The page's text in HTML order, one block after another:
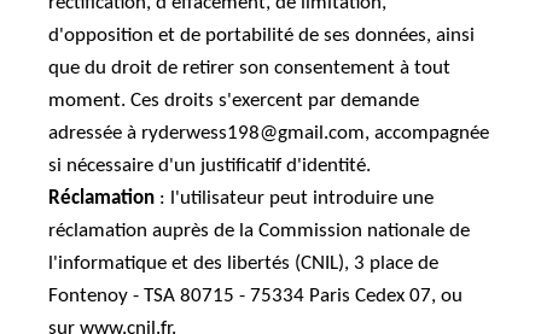
d'opposition et de portabilité de ses données, ainsi
que du droit de retirer son consentement à tout
moment. Ces droits s'exercent par demande
adressée à ryderwess198@gmail.com, accompagnée
si nécessaire d'un justificatif d'identité.
Réclamation : l'utilisateur peut introduire une
réclamation auprès de la Commission nationale de
l'informatique et des libertés (CNIL), 3 place de
Fontenoy - TSA 80715 - 75334 Paris Cedex 07, ou
sur www.cnil.fr.